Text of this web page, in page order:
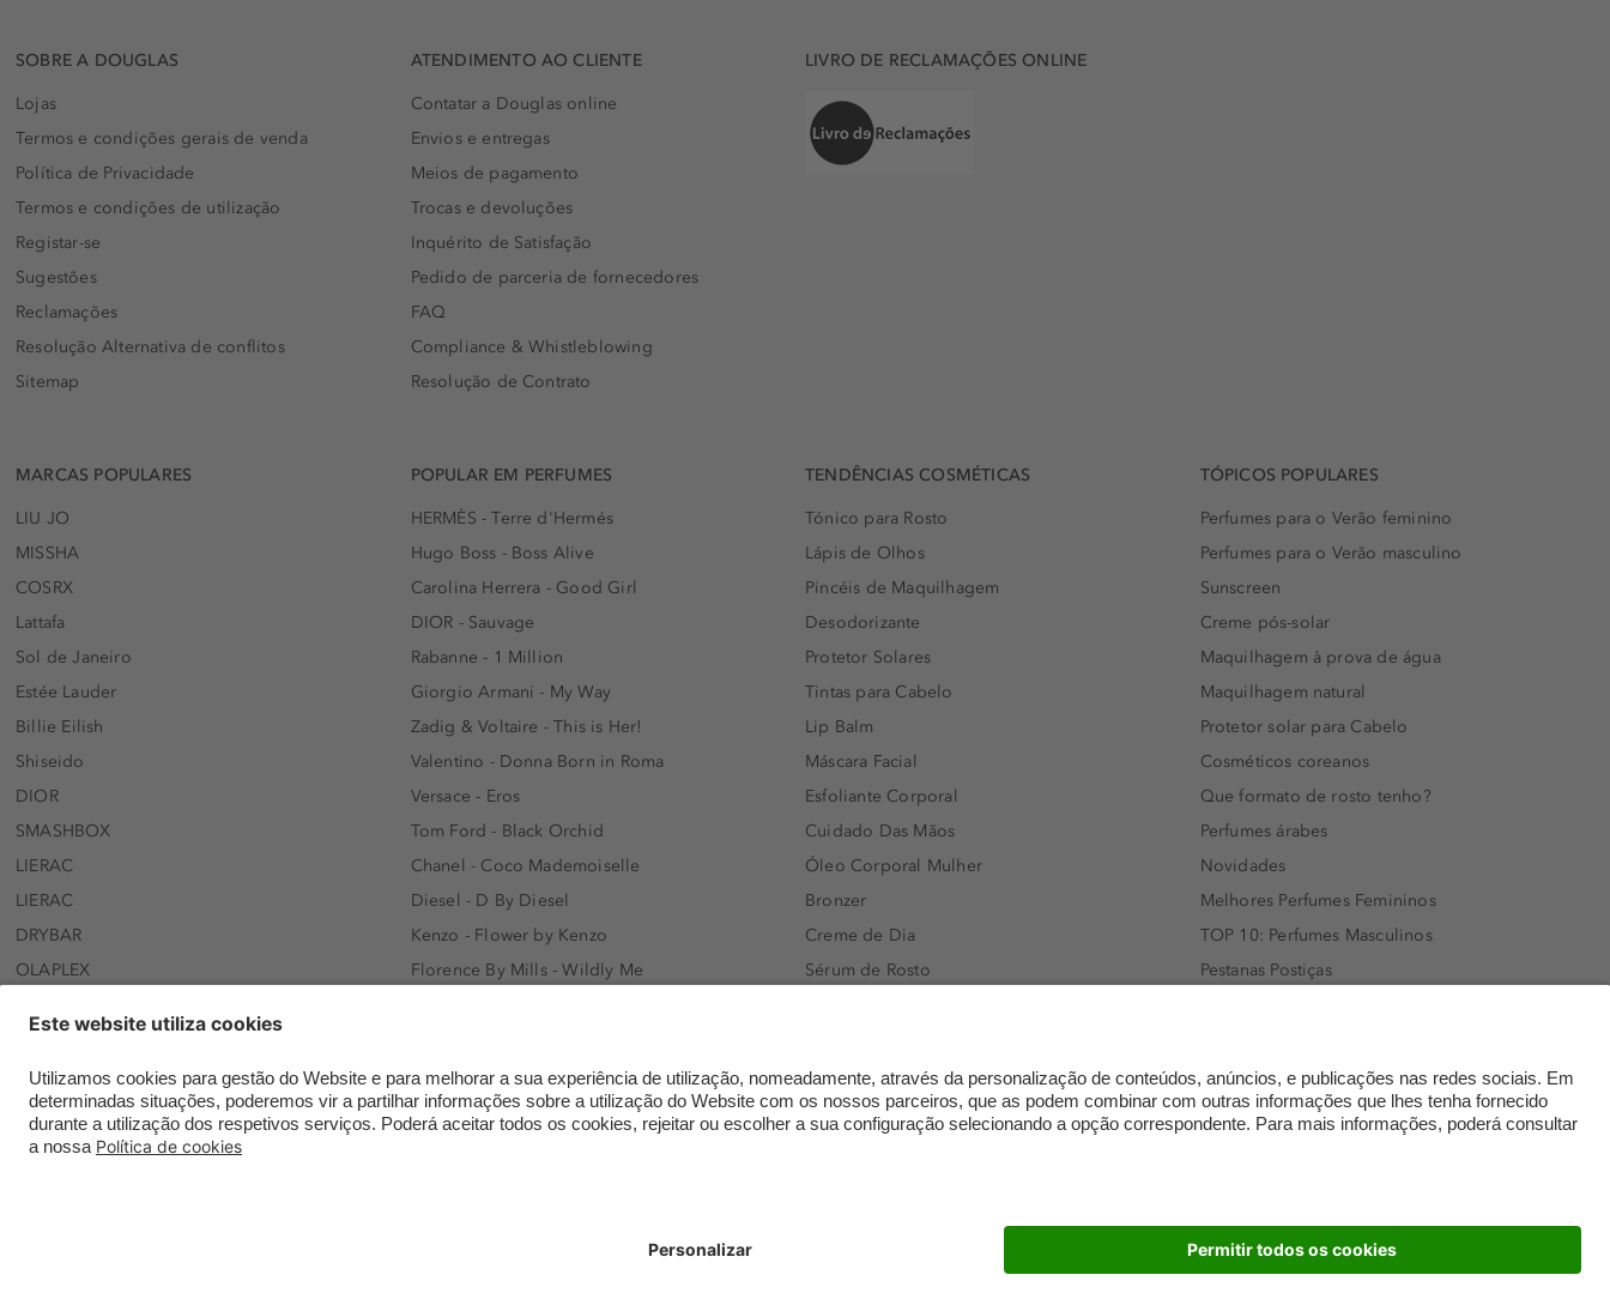
SOBRE A DOUGLAS
Lojas
Termos e condições gerais de venda
Política de Privacidade
Termos e condições de utilização
Registar-se
Sugestões
Reclamações
Resolução Alternativa de conflitos
Sitemap
ATENDIMENTO AO CLIENTE
Contatar a Douglas online
Envios e entregas
Meios de pagamento
Trocas e devoluções
Inquérito de Satisfação
Pedido de parceria de fornecedores
FAQ
Compliance & Whistleblowing
Resolução de Contrato
LIVRO DE RECLAMAÇÕES ONLINE
MARCAS POPULARES
LIU JO
MISSHA
COSRX
Lattafa
Sol de Janeiro
Estée Lauder
Billie Eilish
Shiseido
DIOR
SMASHBOX
LIERAC
LIERAC
DRYBAR
OLAPLEX
ARMAF
Beauty of Joseon
NANOLASH
POPULAR EM PERFUMES
HERMÈS - Terre d'Hermés
Hugo Boss - Boss Alive
Carolina Herrera - Good Girl
DIOR - Sauvage
Rabanne - 1 Million
Giorgio Armani - My Way
Zadig & Voltaire - This is Her!
Valentino - Donna Born in Roma
Versace - Eros
Tom Ford - Black Orchid
Chanel - Coco Mademoiselle
Diesel - D By Diesel
Kenzo - Flower by Kenzo
Florence By Mills - Wildly Me
Davidoff - Cool Water Men
KHLOÉ KARDASHIAN - Xo Khloè
TENDÊNCIAS COSMÉTICAS
Tónico para Rosto
Lápis de Olhos
Pincéis de Maquilhagem
Desodorizante
Protetor Solares
Tintas para Cabelo
Lip Balm
Máscara Facial
Esfoliante Corporal
Cuidado Das Mãos
Óleo Corporal Mulher
Bronzer
Creme de Dia
Sérum de Rosto
Espuma de Limpeza Facial
Dermocosmética
TÓPICOS POPULARES
Perfumes para o Verão feminino
Perfumes para o Verão masculino
Sunscreen
Creme pós-solar
Maquilhagem à prova de água
Maquilhagem natural
Protetor solar para Cabelo
Cosméticos coreanos
Que formato de rosto tenho?
Perfumes árabes
Novidades
Melhores Perfumes Femininos
TOP 10: Perfumes Masculinos
Pestanas Postiças
Rímel colorido
Embalagens Sustentáveis
Trocas e devoluções © 2026 Perfumaria Douglas Portugal Lda.